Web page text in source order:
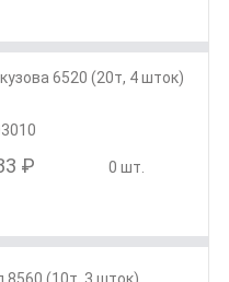
6520 (20т, 4 шток)
₽ 0 шт.